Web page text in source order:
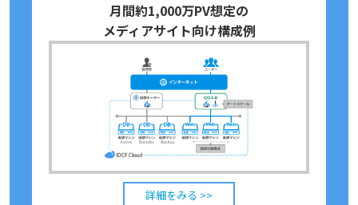
月間約1,000万PV想定の
メディアサイト向け構成例
詳細をみる >>